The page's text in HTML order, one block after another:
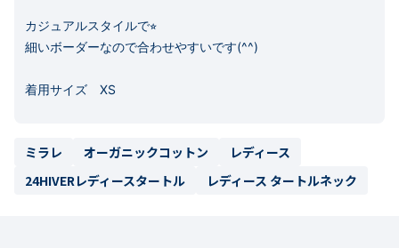
カジュアルスタイルで⭐︎
細いボーダーなので合わせやすいです(^^)
着用サイズ　XS
ミラレ オーガニックコットン
レディース
24HIVERレディースタートル
レディース タートルネック